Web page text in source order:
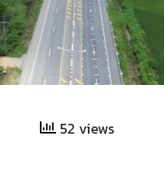
52 views